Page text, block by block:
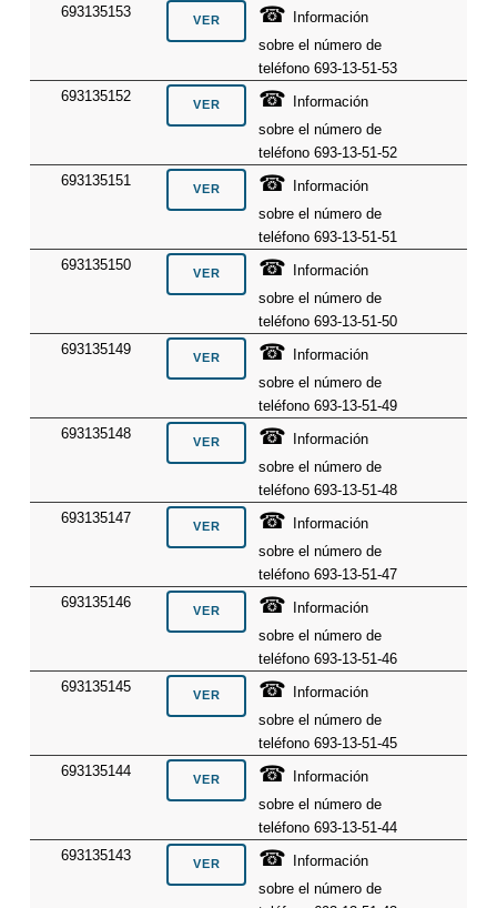
693135153
☎
Información
sobre el número de
teléfono 693-13-51-53
693135152
☎
Información
sobre el número de
teléfono 693-13-51-52
693135151
☎
Información
sobre el número de
teléfono 693-13-51-51
693135150
☎
Información
sobre el número de
teléfono 693-13-51-50
693135149
☎
Información
sobre el número de
teléfono 693-13-51-49
693135148
☎
Información
sobre el número de
teléfono 693-13-51-48
693135147
☎
Información
sobre el número de
teléfono 693-13-51-47
693135146
☎
Información
sobre el número de
teléfono 693-13-51-46
693135145
☎
Información
sobre el número de
teléfono 693-13-51-45
693135144
☎
Información
sobre el número de
teléfono 693-13-51-44
693135143
☎
Información
sobre el número de